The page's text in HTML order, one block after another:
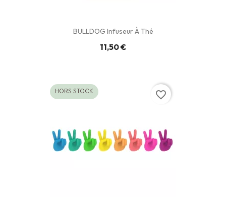
BULLDOG Infuseur À Thé
11,50 €
HORS STOCK favorite_border